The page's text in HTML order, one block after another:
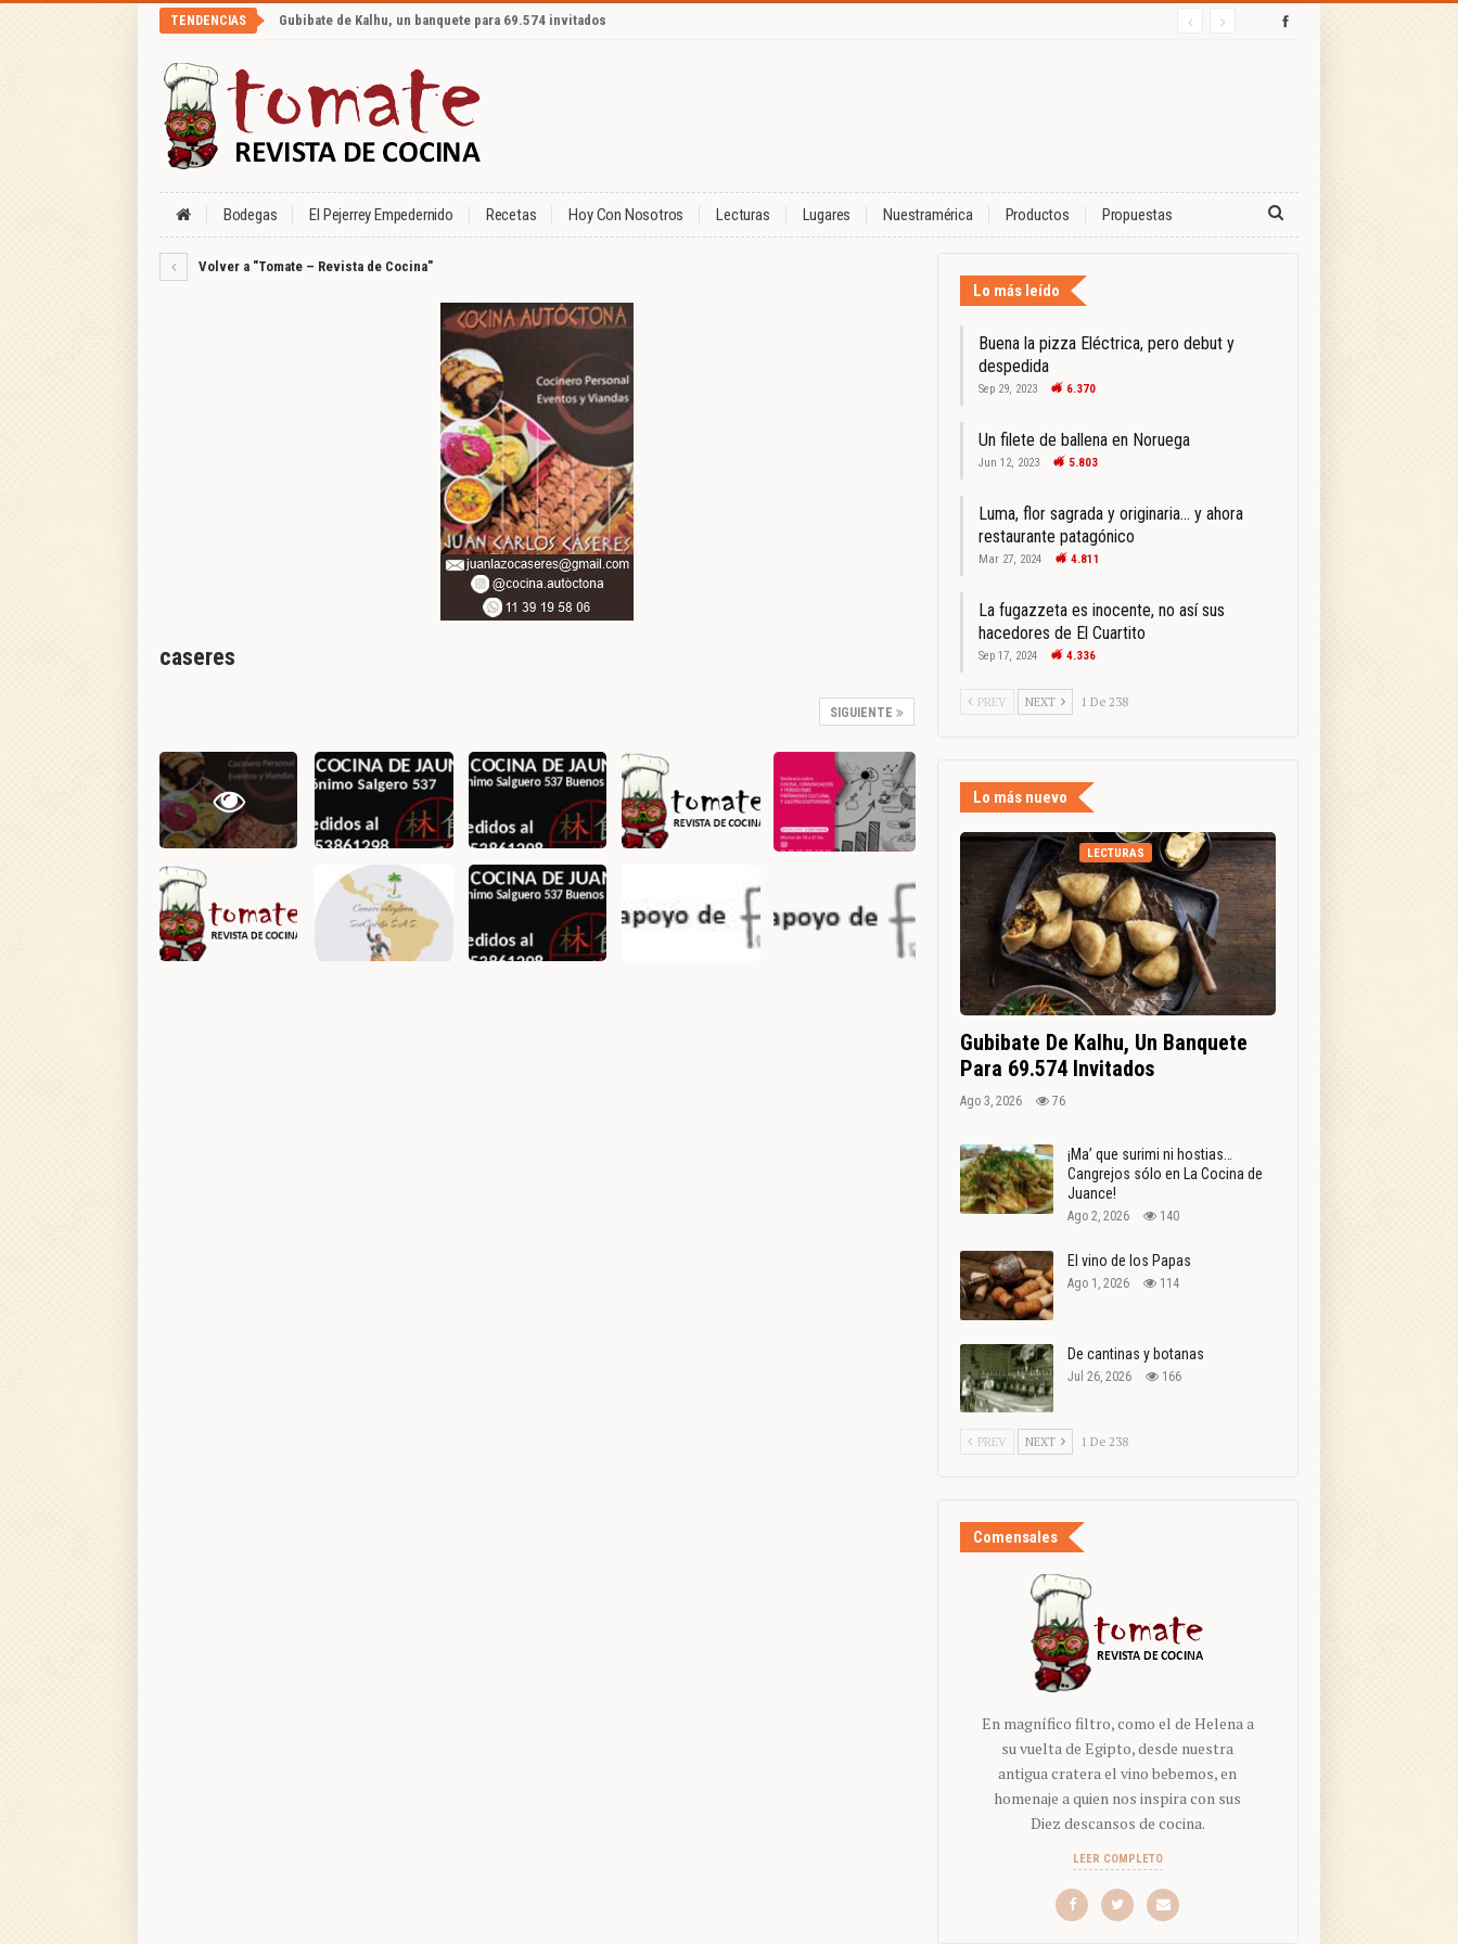
TENDENCIAS Gubibate de Kalhu, un banquete para 69.574 invitados
Bodegas El Pejerrey Empedernido Recetas Hoy Con Nosotros Lecturas Lugares Nuestramérica Productos Propuestas
Volver a "Tomate – Revista de Cocina"
caseres
SIGUIENTE
Lo más leído
Buena la pizza Eléctrica, pero debut y
despedida
Sep 29, 2023 6.370
Un filete de ballena en Noruega
Jun 12, 2023 5.803
Luma, flor sagrada y originaria… y ahora
restaurante patagónico
Mar 27, 2024 4.811
La fugazzeta es inocente, no así sus
hacedores de El Cuartito
Sep 17, 2024 4.336
PREV NEXT 1 De 238
Lo más nuevo
LECTURAS
Gubibate De Kalhu, Un Banquete
Para 69.574 Invitados
Ago 3, 2026 76
¡Ma’ que surimi ni hostias…
Cangrejos sólo en La Cocina de
Juance!
Ago 2, 2026 140
El vino de los Papas
Ago 1, 2026 114
De cantinas y botanas
Jul 26, 2026 166
PREV NEXT 1 De 238
Comensales
En magnífico filtro, como el de Helena a
su vuelta de Egipto, desde nuestra
antigua cratera el vino bebemos, en
homenaje a quien nos inspira con sus
Diez descansos de cocina.
LEER COMPLETO